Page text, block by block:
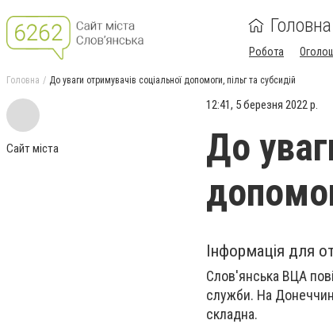
Головна
Робота
Головна До уваги отримувачів соціальної допомоги, пільг та субсидій
Сайт міста
12:41, 5 березня 2022 р.
До
Інформація для
Слов'янська ВЦА
служби. На
складна.